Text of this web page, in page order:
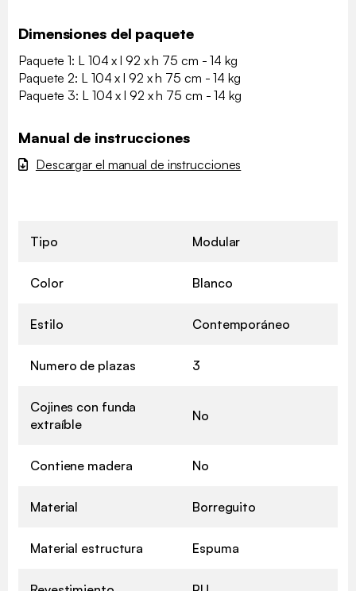
Dimensiones del paquete
Paquete 1: L 104 x l 92 x h 75 cm - 14 kg
Paquete 2: L 104 x l 92 x h 75 cm - 14 kg
Paquete 3: L 104 x l 92 x h 75 cm - 14 kg
Manual de instrucciones
Descargar el manual de instrucciones
Tipo Modular
Color Blanco
Estilo Contemporáneo
Numero de plazas 3
Cojines con funda
extraíble
No
Contiene madera No
Material Borreguito
Material estructura Espuma